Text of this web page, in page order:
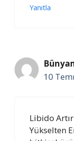
Yanıtla
10
Libido
Yükselten